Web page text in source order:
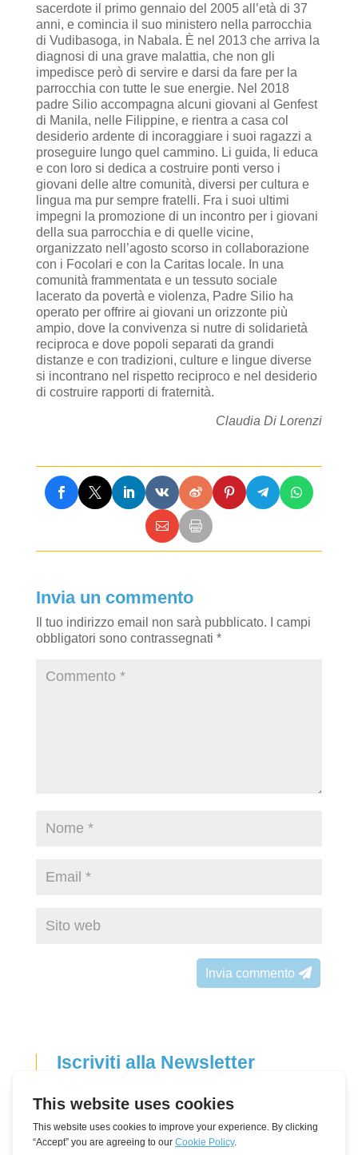
sacerdote il primo gennaio del 2005 all’età di 37
anni, e comincia il suo ministero nella parrocchia
di Vudibasoga, in Nabala. È nel 2013 che arriva la
diagnosi di una grave malattia, che non gli
impedisce però di servire e darsi da fare per la
parrocchia con tutte le sue energie. Nel 2018
padre Silio accompagna alcuni giovani al Genfest
di Manila, nelle Filippine, e rientra a casa col
desiderio ardente di incoraggiare i suoi ragazzi a
proseguire lungo quel cammino. Li guida, li educa
e con loro si dedica a costruire ponti verso i
giovani delle altre comunità, diversi per cultura e
lingua ma pur sempre fratelli. Fra i suoi ultimi
impegni la promozione di un incontro per i giovani
della sua parrocchia e di quelle vicine,
organizzato nell’agosto scorso in collaborazione
con i Focolari e con la Caritas locale. In una
comunità frammentata e un tessuto sociale
lacerato da povertà e violenza, Padre Silio ha
operato per offrire ai giovani un orizzonte più
ampio, dove la convivenza si nutre di solidarietà
reciproca e dove popoli separati da grandi
distanze e con tradizioni, culture e lingue diverse
si incontrano nel rispetto reciproco e nel desiderio
di costruire rapporti di fraternità.
Claudia Di Lorenzi
Invia un commento
Il tuo indirizzo email non sarà pubblicato.
I campi
obbligatori sono contrassegnati *
Invia commento
Iscriviti alla Newsletter
this
field
blank
Indirizzo e-mail